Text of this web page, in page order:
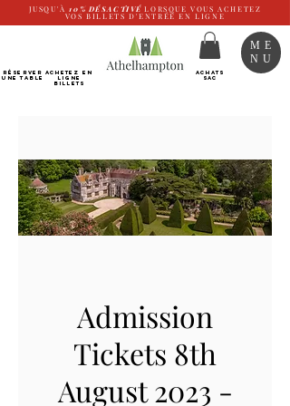
JUSQU'À 10% DÉSACTIVÉ LORSQUE VOUS ACHETEZ
VOS BILLETS D'ENTRÉE EN LIGNE
RÉSERVER
UNE TABLE
Achetez EN
LIGNE
Billets
ACHATS
SAC
ME
NU
Admission
Tickets 8th
August 2023 -